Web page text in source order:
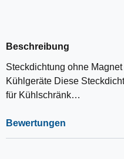
Beschreibung
Steckdichtung ohne
Kühlgeräte Diese
für Kühlschränk…
Bewertungen